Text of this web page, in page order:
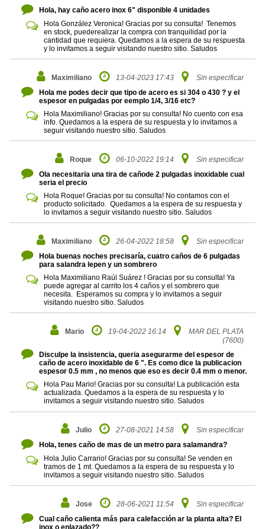
Hola, hay caño acero inox 6" disponible 4 unidades
Hola González Veronica! Gracias por su consulta! Tenemos
en stock, puederealizar la compra con tranquilidad por la
cantidad que requiera. Quedamos a la espera de su respuesta
y lo invitamos a seguir visitando nuestro sitio. Saludos
Maximiliano 13-04-2023 17:43
Sin especificar
Hola me podes decir que tipo de acero es si 304 o 430 ? y el
espesor en pulgadas por eemplo 1/4, 3/16 etc?
Hola Maximiliano! Gracias por su consulta! No cuento con esa
info. Quedamos a la espera de su respuesta y lo invitamos a
seguir visitando nuestro sitio. Saludos
Roque 06-10-2022 19:14
Sin especificar
Ola necesitaria una tira de cañode 2 pulgadas inoxidable cual
seria el precio
Hola Roque! Gracias por su consulta! No contamos con el
producto solicitado. Quedamos a la espera de su respuesta y
lo invitamos a seguir visitando nuestro sitio. Saludos
Maximiliano 26-04-2022 18:58
Sin especificar
Hola buenas noches precisaría, cuatro caños de 6 pulgadas
para salandra lepen y un sombrero
Hola Maximiliano Raúl Suárez ! Gracias por su consulta! Ya
puede agregar al carrito los 4 caños y el sombrero que
necesita. Esperamos su compra y lo invitamos a seguir
visitando nuestro sitio. Saludos
Mario 19-04-2022 16:14
MAR DEL PLATA
(7600)
Disculpe la insistencia, queria asegurarme del espesor de
caño de acero inoxidable de 6 ". Es como dice la publicacion
espesor 0.5 mm , no menos que eso es decir 0.4 mm o menor.
Hola Pau Mario! Gracias por su consulta! La publicación esta
actualizada. Quedamos a la espera de su respuesta y lo
invitamos a seguir visitando nuestro sitio. Saludos
Julio 27-08-2021 14:58
Sin especificar
Hola, tenes caño de mas de un metro para salamandra?
Hola Julio Carrario! Gracias por su consulta! Se venden en
tramos de 1 mt. Quedamos a la espera de su respuesta y lo
invitamos a seguir visitando nuestro sitio. Saludos
Jose 28-06-2021 11:54
Sin especificar
Cual caño calienta más para calefacción ar la planta alta? El